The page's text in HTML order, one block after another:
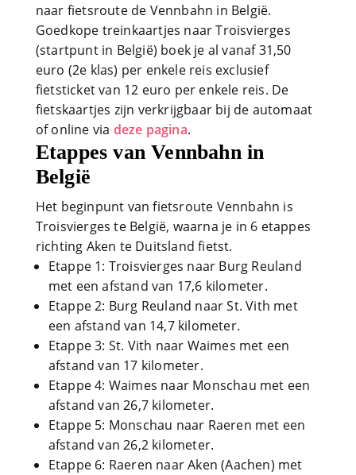
naar fietsroute de Vennbahn in België.
Goedkope treinkaartjes naar Troisvierges
(startpunt in België) boek je al vanaf 31,50
euro (2e klas) per enkele reis exclusief
fietsticket van 12 euro per enkele reis. De
fietskaartjes zijn verkrijgbaar bij de automaat
of online via deze pagina.
Etappes van Vennbahn in
België
Het beginpunt van fietsroute Vennbahn is
Troisvierges te België, waarna je in 6 etappes
richting Aken te Duitsland fietst.
Etappe 1: Troisvierges naar Burg Reuland
met een afstand van 17,6 kilometer.
Etappe 2: Burg Reuland naar St. Vith met
een afstand van 14,7 kilometer.
Etappe 3: St. Vith naar Waimes met een
afstand van 17 kilometer.
Etappe 4: Waimes naar Monschau met een
afstand van 26,7 kilometer.
Etappe 5: Monschau naar Raeren met een
afstand van 26,2 kilometer.
Etappe 6: Raeren naar Aken (Aachen) met